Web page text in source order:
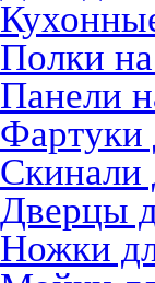
Полки
Панели
Фартуки
Скинали
Дверцы
Ножки